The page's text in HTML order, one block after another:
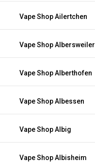
Vape Shop Ailertchen
Vape Shop Albersweiler
Vape Shop Alberthofen
Vape Shop Albessen
Vape Shop Albig
Vape Shop Albisheim